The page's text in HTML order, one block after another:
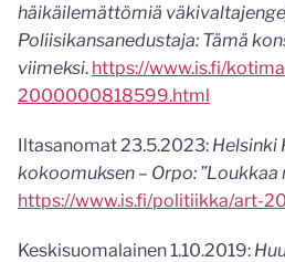
häikäilemättömiä
Poliisikansanedustaja: Tämä
viimeksi. https://www.is.fi/
2000000818599.html
Iltasanomat 23.5.2023: Helsinki
kokoomuksen – Orpo: ”Loukkaa
https://www.is.fi/politiikka/art-
Keskisuomalainen 1.10.2019: